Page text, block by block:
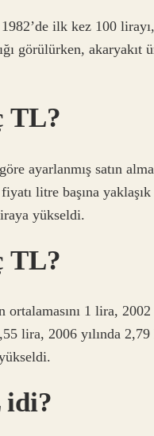
ilk kez 100
görülürken, akaryakıt
TL?
ayarlanmış satın
litre başına
yükseldi.
TL?
1 lira,
lira, 2006 yılında
idi?